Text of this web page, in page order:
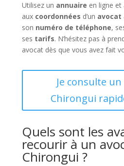
Utilisez un annuaire en ligne
aux coordonnées d’un avocat
son numéro de téléphone,
ses tarifs. N’hésitez pas à
avocat dès que vous avez fait
Je consulte
Chirongui
Quels sont les
recourir à un
Chirongui ?